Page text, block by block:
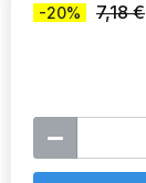
-20% 7,18 €